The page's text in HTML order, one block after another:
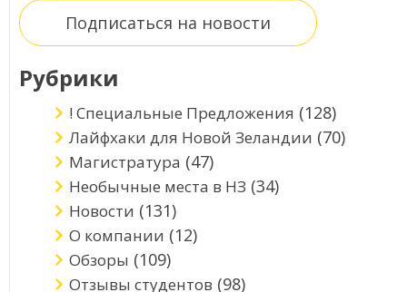
Подписаться на новости
Рубрики
! Специальные Предложения (128)
Лайфхаки для Новой Зеландии (70)
Магистратура (47)
Необычные места в НЗ (34)
Новости (131)
О компании (12)
Обзоры (109)
Отзывы студентов (98)